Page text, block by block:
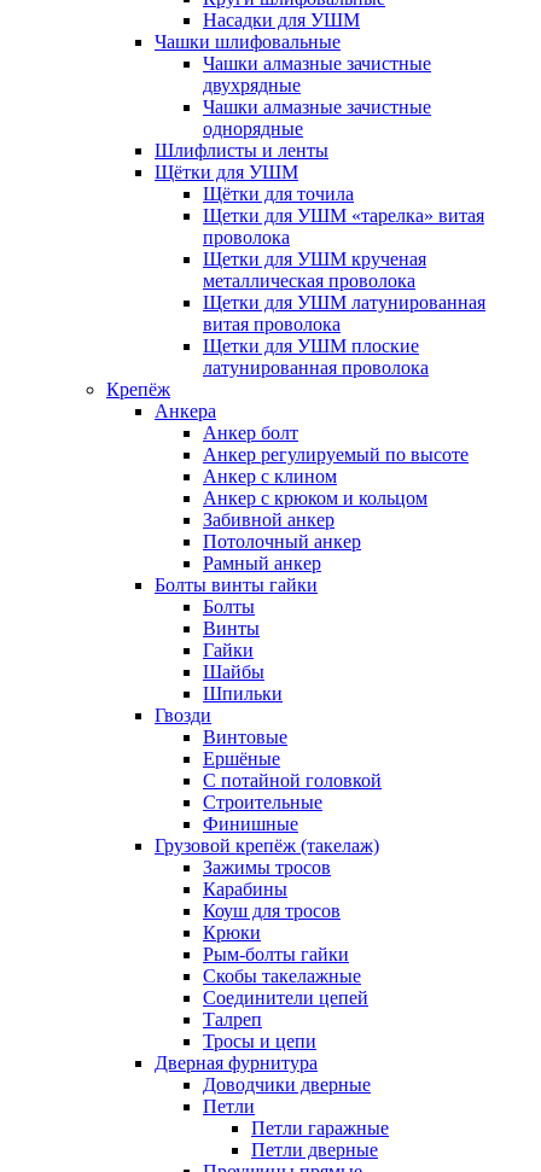
Насадки для УШМ
Чашки шлифовальные
Чашки алмазные зачистные
двухрядные
Чашки алмазные зачистные
однорядные
Шлифлисты и ленты
Щётки для УШМ
Щётки для точила
Щетки для УШМ «тарелка» витая
проволока
Щетки для УШМ крученая
металлическая проволока
Щетки для УШМ латунированная
витая проволока
Щетки для УШМ плоские
латунированная проволока
Крепёж
Анкера
Анкер болт
Анкер регулируемый по высоте
Анкер с клином
Анкер с крюком и кольцом
Забивной анкер
Потолочный анкер
Рамный анкер
Болты винты гайки
Болты
Винты
Гайки
Шайбы
Шпильки
Гвозди
Винтовые
Ершёные
С потайной головкой
Строительные
Финишные
Грузовой крепёж (такелаж)
Зажимы тросов
Карабины
Коуш для тросов
Крюки
Рым-болты гайки
Скобы такелажные
Соединители цепей
Талреп
Тросы и цепи
Дверная фурнитура
Доводчики дверные
Петли
Петли гаражные
Петли дверные